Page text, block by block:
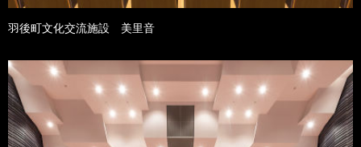
羽後町文化交流施設 美里音